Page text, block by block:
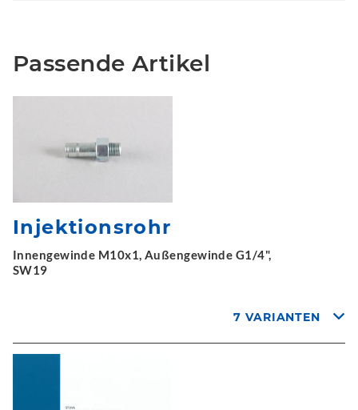
Passende Artikel
Injektionsrohr
Innengewinde M10x1, Außengewinde G1/4",
SW19
7 VARIANTEN